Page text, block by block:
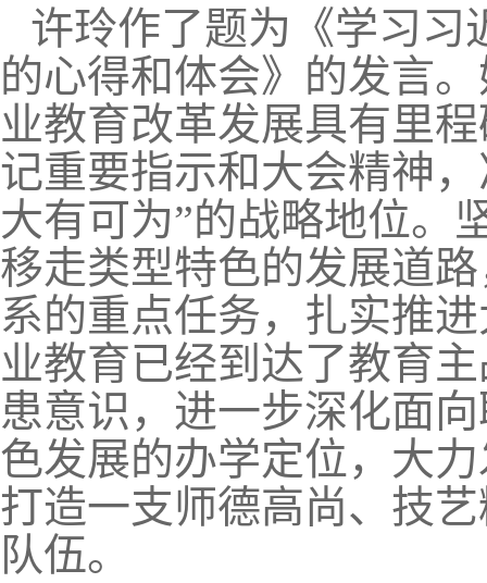
许玲作了题为《学习习
的心得和体会》的发言
业教育改革发展具有里
记重要指示和大会精神
大有可为”的战略地位。
移走类型特色的发展道
系的重点任务，扎实推
业教育已经到达了教育
患意识，进一步深化面
色发展的办学定位，大
打造一支师德高尚、技
队伍。